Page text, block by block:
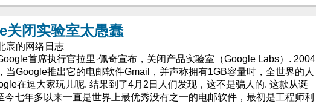
关闭实验室太愚蠢
宸的网络日志
首席执行官拉里·佩奇宣布，关闭产品实验室（Google Labs）. 2004
当Google推出它的电邮软件Gmail，并声称拥有1GB容量时，全世界的人
在逗大家玩儿呢. 结果到了4月2日人们发现，这不是骗人的. 这款从诞
今七年多以来一直是世界上最优秀没有之一的电邮软件，最初是工程师利